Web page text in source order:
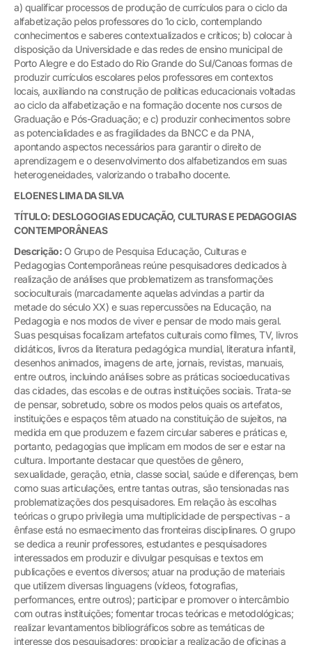
a) qualificar processos de produção de currículos para o ciclo da
alfabetização pelos professores do 1o ciclo, contemplando
conhecimentos e saberes contextualizados e críticos; b) colocar à
disposição da Universidade e das redes de ensino municipal de
Porto Alegre e do Estado do Rio Grande do Sul/Canoas formas de
produzir currículos escolares pelos professores em contextos
locais, auxiliando na construção de políticas educacionais voltadas
ao ciclo da alfabetização e na formação docente nos cursos de
Graduação e Pós-Graduação; e c) produzir conhecimentos sobre
as potencialidades e as fragilidades da BNCC e da PNA,
apontando aspectos necessários para garantir o direito de
aprendizagem e o desenvolvimento dos alfabetizandos em suas
heterogeneidades, valorizando o trabalho docente.
ELOENES LIMA DA SILVA
TÍTULO: DESLOGOGIAS EDUCAÇÃO, CULTURAS E PEDAGOGIAS
CONTEMPORÂNEAS
Descrição: O Grupo de Pesquisa Educação, Culturas e
Pedagogias Contemporâneas reúne pesquisadores dedicados à
realização de análises que problematizem as transformações
socioculturais (marcadamente aquelas advindas a partir da
metade do século XX) e suas repercussões na Educação, na
Pedagogia e nos modos de viver e pensar de modo mais geral.
Suas pesquisas focalizam artefatos culturais como filmes, TV, livros
didáticos, livros da literatura pedagógica mundial, literatura infantil,
desenhos animados, imagens de arte, jornais, revistas, manuais,
entre outros, incluindo análises sobre as práticas socioeducativas
das cidades, das escolas e de outras instituições sociais. Trata-se
de pensar, sobretudo, sobre os modos pelos quais os artefatos,
instituições e espaços têm atuado na constituição de sujeitos, na
medida em que produzem e fazem circular saberes e práticas e,
portanto, pedagogias que implicam em modos de ser e estar na
cultura. Importante destacar que questões de gênero,
sexualidade, geração, etnia, classe social, saúde e diferenças, bem
como suas articulações, entre tantas outras, são tensionadas nas
problematizações dos pesquisadores. Em relação às escolhas
teóricas o grupo privilegia uma multiplicidade de perspectivas - a
ênfase está no esmaecimento das fronteiras disciplinares. O grupo
se dedica a reunir professores, estudantes e pesquisadores
interessados em produzir e divulgar pesquisas e textos em
publicações e eventos diversos; atuar na produção de materiais
que utilizem diversas linguagens (vídeos, fotografias,
performances, entre outros); participar e promover o intercâmbio
com outras instituições; fomentar trocas teóricas e metodológicas;
realizar levantamentos bibliográficos sobre as temáticas de
interesse dos pesquisadores; propiciar a realização de oficinas a